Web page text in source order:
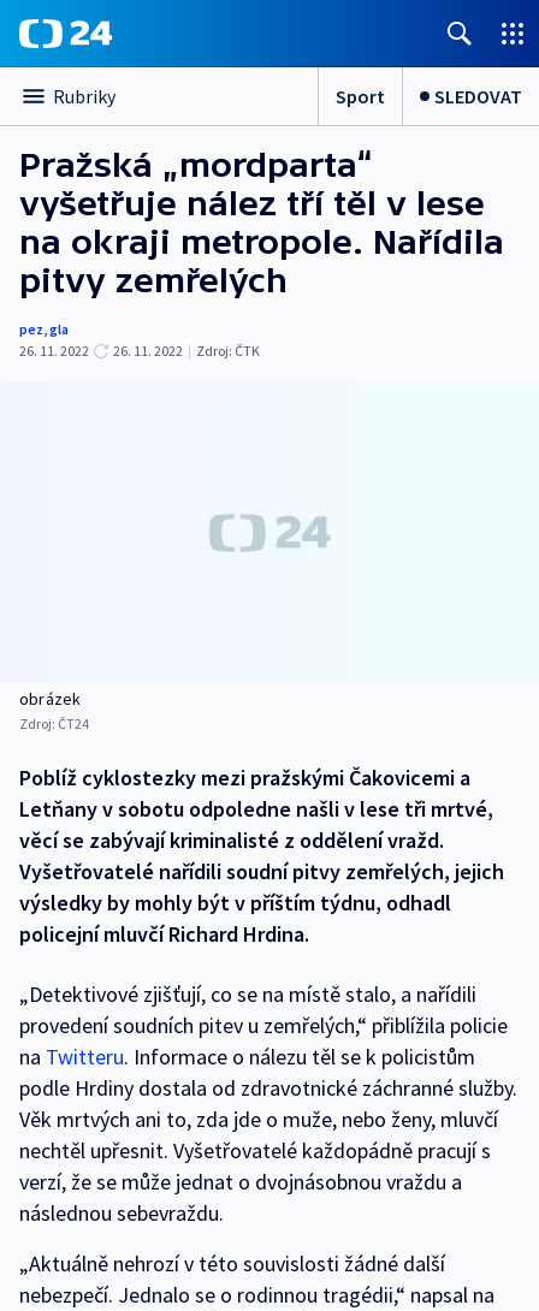
Rubriky Sport SLEDOVAT
Pražská „mordparta“
vyšetřuje nález tří těl v lese
na okraji metropole. Nařídila
pitvy zemřelých
pez,gla
26. 11. 2022
26. 11. 2022 | Zdroj: ČTK
obrázek
Zdroj: ČT24
Poblíž cyklostezky mezi pražskými Čakovicemi a
Letňany v sobotu odpoledne našli v lese tři mrtvé,
věcí se zabývají kriminalisté z oddělení vražd.
Vyšetřovatelé nařídili soudní pitvy zemřelých, jejich
výsledky by mohly být v příštím týdnu, odhadl
policejní mluvčí Richard Hrdina.
„Detektivové zjišťují, co se na místě stalo, a nařídili
provedení soudních pitev u zemřelých,“ přiblížila policie
na Twitteru. Informace o nálezu těl se k policistům
podle Hrdiny dostala od zdravotnické záchranné služby.
Věk mrtvých ani to, zda jde o muže, nebo ženy, mluvčí
nechtěl upřesnit. Vyšetřovatelé každopádně pracují s
verzí, že se může jednat o dvojnásobnou vraždu a
následnou sebevraždu.
„Aktuálně nehrozí v této souvislosti žádné další
nebezpečí. Jednalo se o rodinnou tragédii,“ napsal na